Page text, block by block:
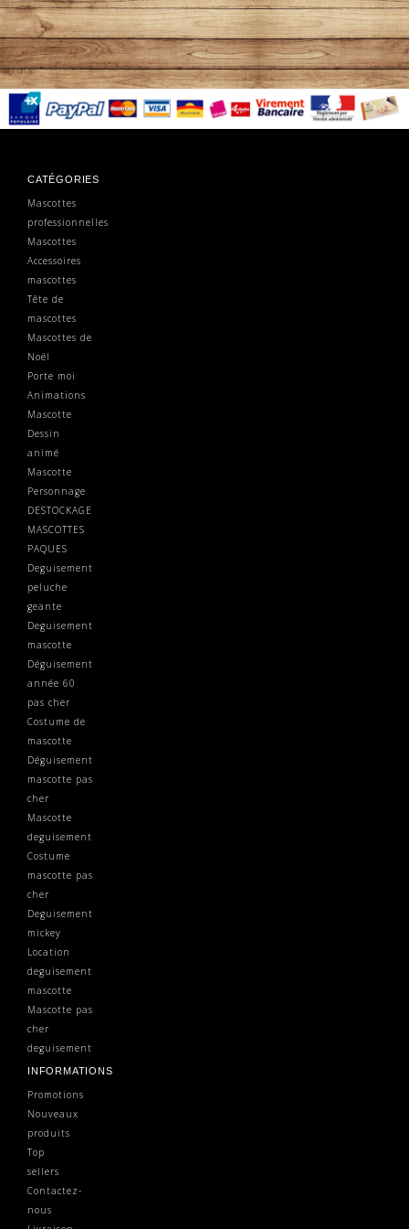
CATÉGORIES
Mascottes
professionnelles
Mascottes
Accessoires
mascottes
Tête de
mascottes
Mascottes de
Noël
Porte moi
Animations
Mascotte
Dessin
animé
Mascotte
Personnage
DESTOCKAGE
MASCOTTES
PAQUES
Deguisement
peluche
geante
Deguisement
mascotte
Déguisement
année 60
pas cher
Costume de
mascotte
Déguisement
mascotte pas
cher
Mascotte
deguisement
Costume
mascotte pas
cher
Deguisement
mickey
Location
deguisement
mascotte
Mascotte pas
cher
deguisement
INFORMATIONS
Promotions
Nouveaux
produits
Top
sellers
Contactez-
nous